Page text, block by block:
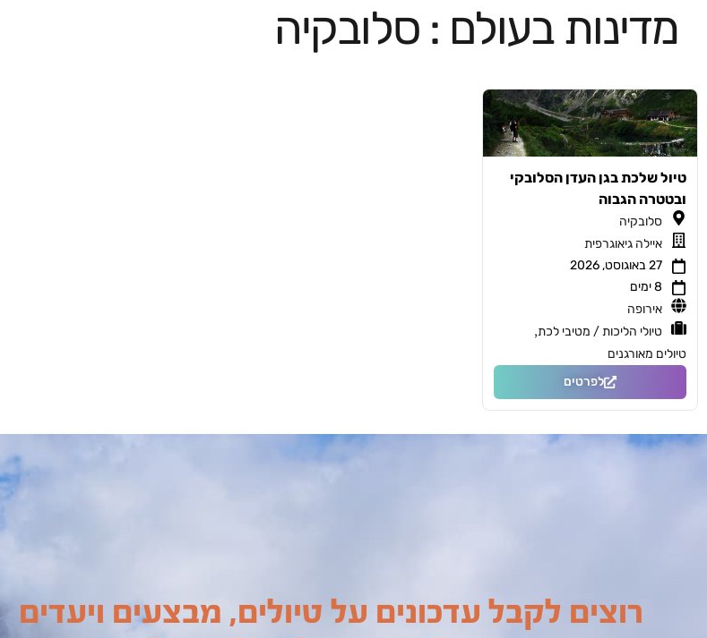
מדינות בעולם : סלובקיה
טיול שלכת בגן העדן הסלובקי
ובטטרה הגבוה
סלובקיה
איילה גיאוגרפית
27 באוגוסט, 2026
8 ימים
אירופה
טיולי הליכות / מטיבי לכת,
טיולים מאורגנים
לפרטים
רוצים לקבל עדכונים על טיולים, מבצעים ויעדים